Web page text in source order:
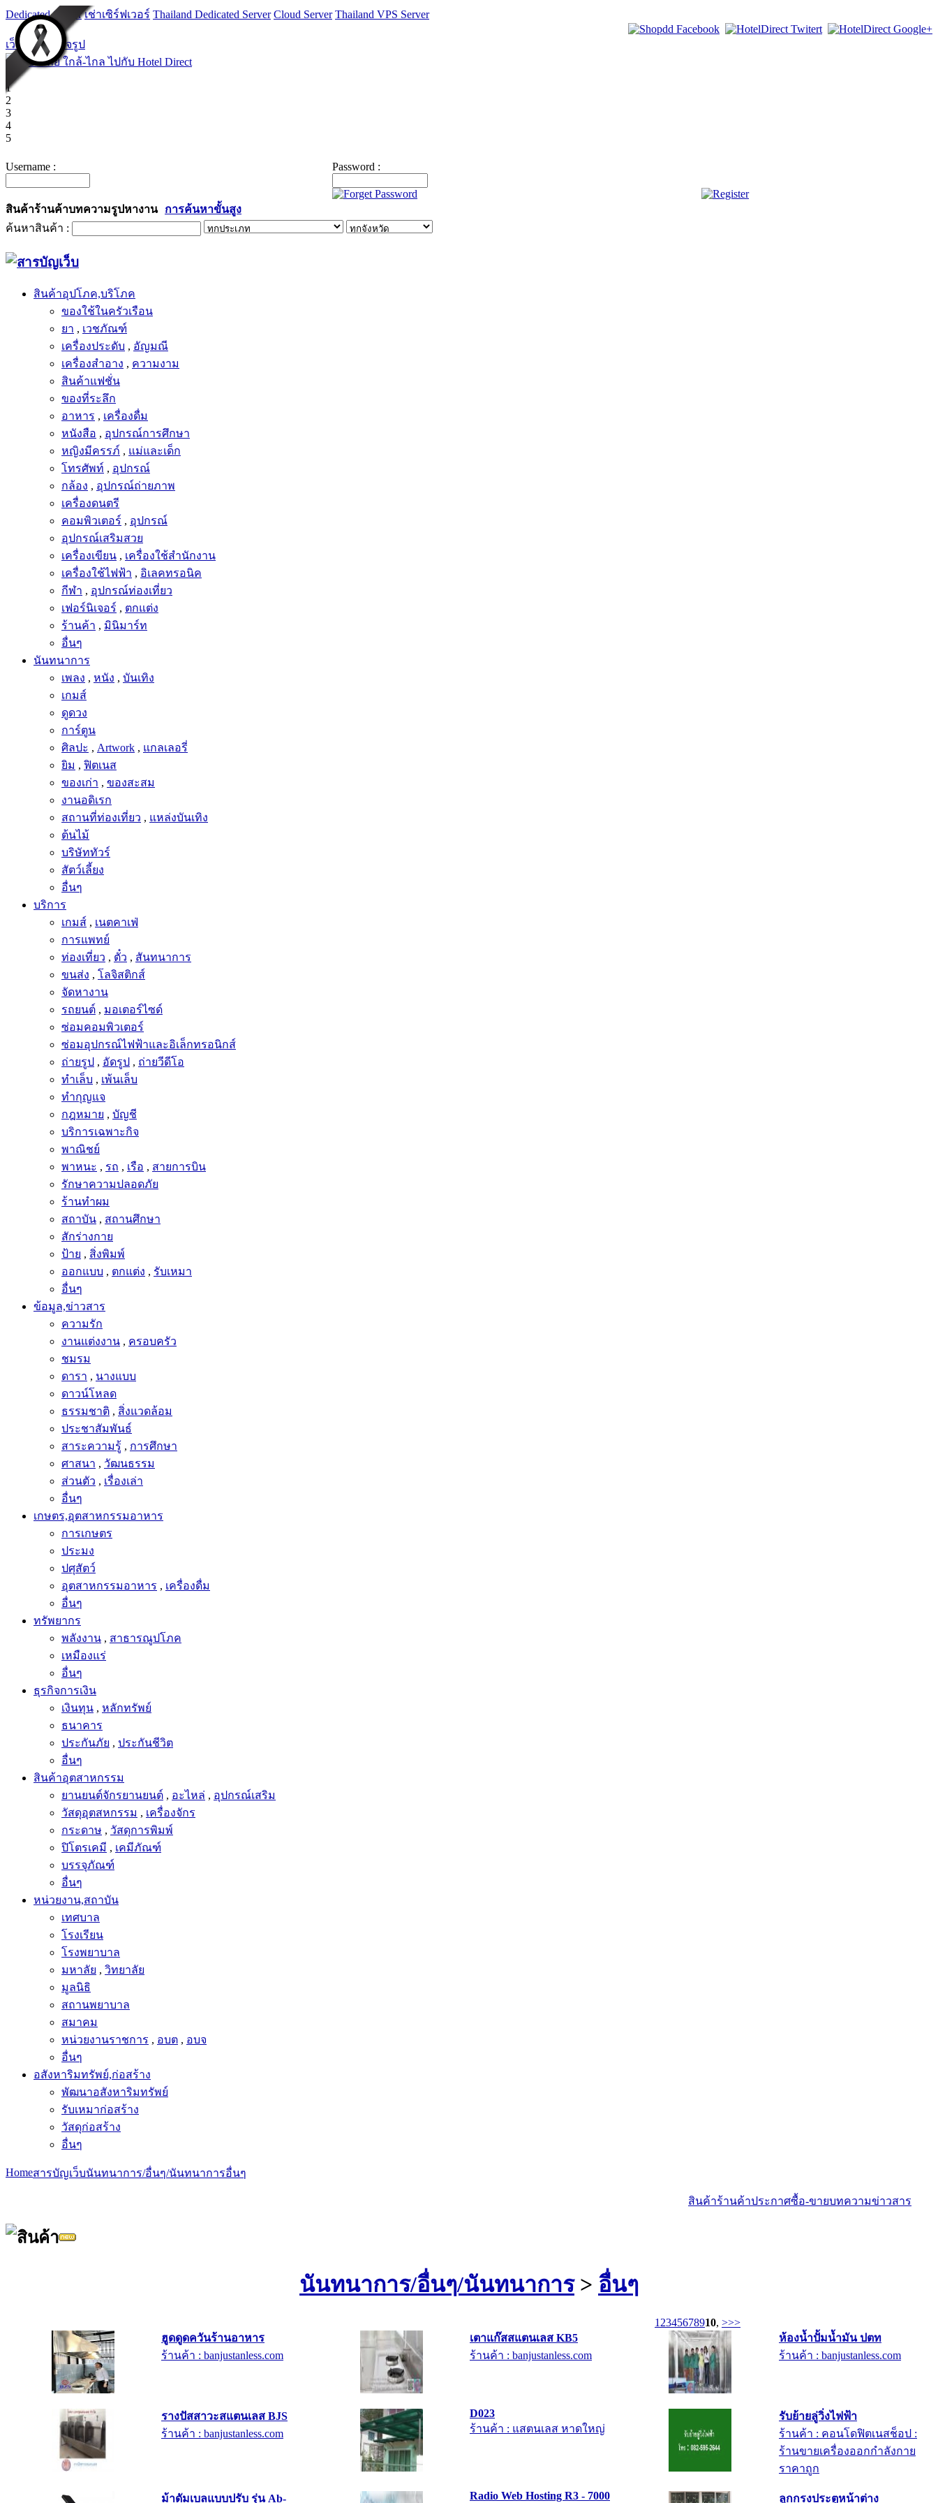
Dedicated Server เช่าเซิร์ฟเวอร์ Thailand Dedicated Server Cloud Server Thailand VPS Server
เว็บไซต์สำเร็จรูป
1
2
3
4
5
Username : Password :
สินค้าร้านค้าบทความรูปหางาน
การค้นหาขั้นสูง
ค้นหาสินค้า :
สินค้าอุปโภค,บริโภค
ของใช้ในครัวเรือน
ยา , เวชภัณฑ์
เครื่องประดับ , อัญมณี
เครื่องสำอาง , ความงาม
สินค้าแฟชั่น
ของที่ระลึก
อาหาร , เครื่องดื่ม
หนังสือ , อุปกรณ์การศึกษา
หญิงมีครรภ์ , แม่และเด็ก
โทรศัพท์ , อุปกรณ์
กล้อง , อุปกรณ์ถ่ายภาพ
เครื่องดนตรี
คอมพิวเตอร์ , อุปกรณ์
อุปกรณ์เสริมสวย
เครื่องเขียน , เครื่องใช้สำนักงาน
เครื่องใช้ไฟฟ้า , อิเลคทรอนิค
กีฬา , อุปกรณ์ท่องเที่ยว
เฟอร์นิเจอร์ , ตกแต่ง
ร้านค้า , มินิมาร์ท
อื่นๆ
นันทนาการ
เพลง , หนัง , บันเทิง
เกมส์
ดูดวง
การ์ตูน
ศิลปะ , Artwork , แกลเลอรี่
ยิม , ฟิตเนส
ของเก่า , ของสะสม
งานอดิเรก
สถานที่ท่องเที่ยว , แหล่งบันเทิง
ต้นไม้
บริษัททัวร์
สัตว์เลี้ยง
อื่นๆ
บริการ
เกมส์ , เนตคาเฟ่
การแพทย์
ท่องเที่ยว , ตั๋ว , สันทนาการ
ขนส่ง , โลจิสติกส์
จัดหางาน
รถยนต์ , มอเตอร์ไซด์
ซ่อมคอมพิวเตอร์
ซ่อมอุปกรณ์ไฟฟ้าและอิเล็กทรอนิกส์
ถ่ายรูป , อัดรูป , ถ่ายวีดีโอ
ทำเล็บ , เพ้นเล็บ
ทำกุญแจ
กฎหมาย , บัญชี
บริการเฉพาะกิจ
พาณิชย์
พาหนะ , รถ , เรือ , สายการบิน
รักษาความปลอดภัย
ร้านทำผม
สถาบัน , สถานศึกษา
สักร่างกาย
ป้าย , สิ่งพิมพ์
ออกแบบ , ตกแต่ง , รับเหมา
อื่นๆ
ข้อมูล,ข่าวสาร
ความรัก
งานแต่งงาน , ครอบครัว
ชมรม
ดารา , นางแบบ
ดาวน์โหลด
ธรรมชาติ , สิ่งแวดล้อม
ประชาสัมพันธ์
สาระความรู้ , การศึกษา
ศาสนา , วัฒนธรรม
ส่วนตัว , เรื่องเล่า
อื่นๆ
เกษตร,อุตสาหกรรมอาหาร
การเกษตร
ประมง
ปศุสัตว์
อุตสาหกรรมอาหาร , เครื่องดื่ม
อื่นๆ
ทรัพยากร
พลังงาน , สาธารณูปโภค
เหมืองแร่
อื่นๆ
ธุรกิจการเงิน
เงินทุน , หลักทรัพย์
ธนาคาร
ประกันภัย , ประกันชีวิต
อื่นๆ
สินค้าอุตสาหกรรม
ยานยนต์จักรยานยนต์ , อะไหล่ , อุปกรณ์เสริม
วัสดุอุตสหกรรม , เครื่องจักร
กระดาษ , วัสดุการพิมพ์
ปิโตรเคมี , เคมีภัณฑ์
บรรจุภัณฑ์
อื่นๆ
หน่วยงาน,สถาบัน
เทศบาล
โรงเรียน
โรงพยาบาล
มหาลัย , วิทยาลัย
มูลนิธิ
สถานพยาบาล
สมาคม
หน่วยงานราชการ , อบต , อบจ
อื่นๆ
อสังหาริมทรัพย์,ก่อสร้าง
พัฒนาอสังหาริมทรัพย์
รับเหมาก่อสร้าง
วัสดุก่อสร้าง
อื่นๆ
Homeสารบัญเว็บนันทนาการ/อื่นๆ/นันทนาการอื่นๆ
สินค้าร้านค้าประกาศซื้อ-ขายบทความข่าวสาร
นันทนาการ/อื่นๆ/นันทนาการ> อื่นๆ
1 2345678910, >>>
ฮูดดูดควันร้านอาหาร
ร้านค้า : banjustanless.com
เตาแก๊สสแตนเลส KB5
ร้านค้า : banjustanless.com
ห้องน้ำปั้มน้ำมัน ปตท
ร้านค้า : banjustanless.com
รางปัสสาวะสแตนเลส BJS
ร้านค้า : banjustanless.com
D023
ร้านค้า : แสตนเลส หาดใหญ่
รับย้ายลู่วิ่งไฟฟ้า
ร้านค้า : คอนโดฟิตเนสช็อป :
ร้านขายเครื่องออกกำลังกาย
ราคาถูก
ม้าดัมเบลแบบปรับ รุ่น Ab- Radio Web Hosting R3 - 7000 ลูกกรงประตูหน้าต่าง